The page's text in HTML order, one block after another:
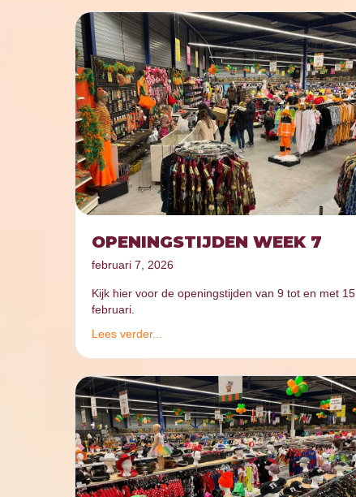
OPENINGSTIJDEN WEEK 7
februari 7, 2026
Kijk hier voor de openingstijden van 9 tot en met 15
februari.
Lees verder...